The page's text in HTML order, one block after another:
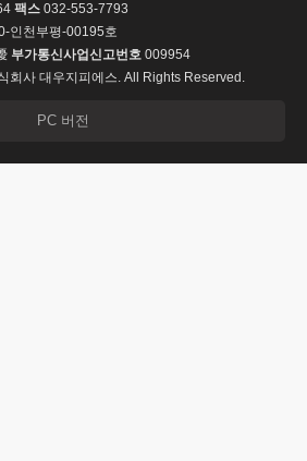
팩스 032-553-7793
인천부평-00195호
부가통신사업신고번호 009954
회사 대우지피에스. All Rights Reserved.
PC 버전